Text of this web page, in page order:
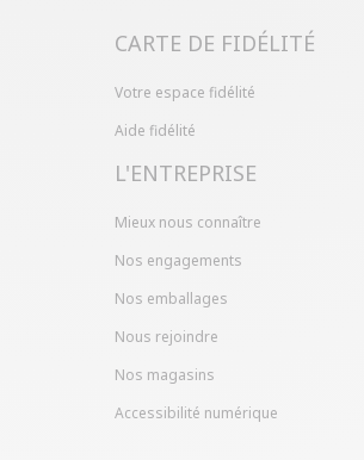
CARTE DE FIDÉLITÉ
Votre espace fidélité
Aide fidélité
L'ENTREPRISE
Mieux nous connaître
Nos engagements
Nos emballages
Nous rejoindre
Nos magasins
Accessibilité numérique